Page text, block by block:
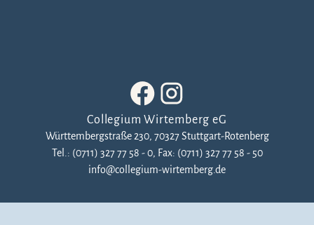
Collegium Wirtemberg eG
‍Württembergstraße 230, 70327 Stuttgart-Rotenberg
Tel.: (0711) 327 77 58 - 0, Fax: (0711) 327 77 58 - 50
info@collegium-wirtemberg.de